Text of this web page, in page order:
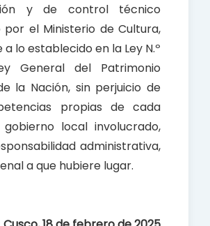
y de control técnico
por el Ministerio de Cultura,
lo establecido en la Ley N.º
General del Patrimonio
la Nación, sin perjuicio de
propias de cada
local involucrado,
administrativa,
a que hubiere lugar.